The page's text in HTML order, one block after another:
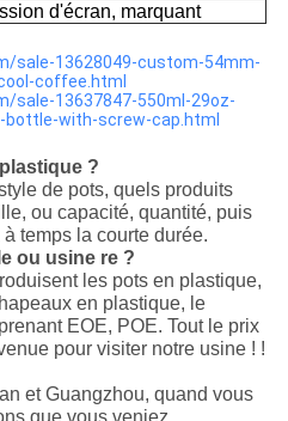
d'écran, marquant
sale-13628049-custom-54mm-
coffee.html
sale-13637847-550ml-29oz-
with-screw-cap.html
?
de pots, quels produits
ou capacité, quantité, puis
temps la courte durée.
ou usine re ?
les pots en plastique,
en plastique, le
EOE, POE. Tout le prix
pour visiter notre usine ! !
et Guangzhou, quand vous